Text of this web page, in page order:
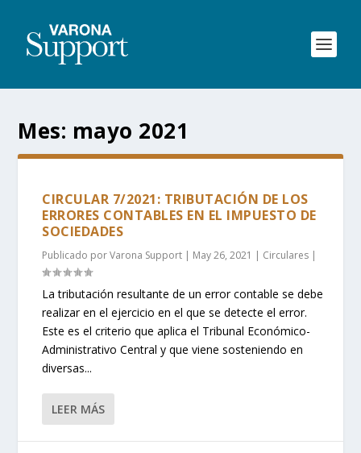
Mes: mayo 2021
CIRCULAR 7/2021: TRIBUTACIÓN DE LOS
ERRORES CONTABLES EN EL IMPUESTO DE
SOCIEDADES
Publicado porVarona Support | May 26, 2021 | Circulares |
La tributación resultante de un error contable se debe
realizar en el ejercicio en el que se detecte el error.
Este es el criterio que aplica el Tribunal Económico-
Administrativo Central y que viene sosteniendo en
diversas...
LEER MÁS